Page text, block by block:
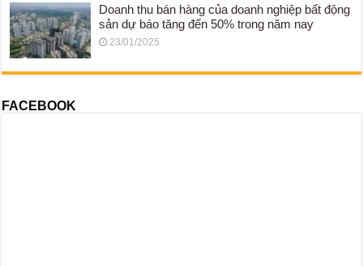
Doanh thu bán hàng của doanh nghiệp bất động
sản dự báo tăng đến 50% trong năm nay
23/01/2025
FACEBOOK